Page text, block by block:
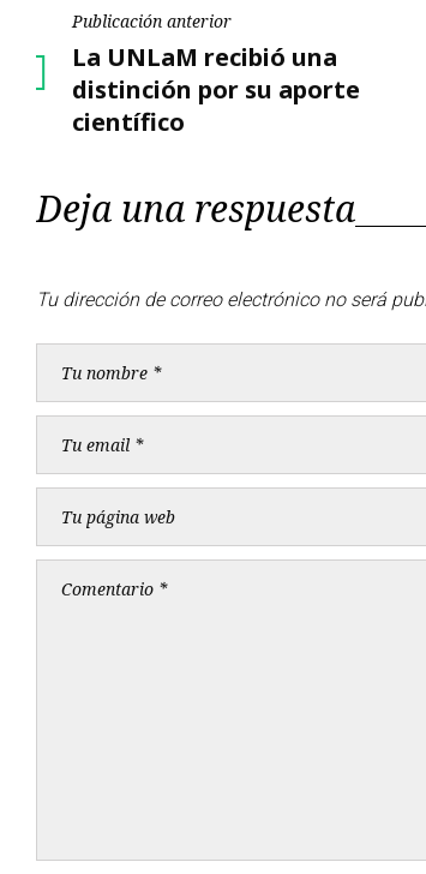
Navegación
de
entradas
Publicación anterior
Publicación
anterior
La UNLaM recibió una
distinción por su aporte
científico
Deja una respuesta
Tu dirección de correo electrónico no será